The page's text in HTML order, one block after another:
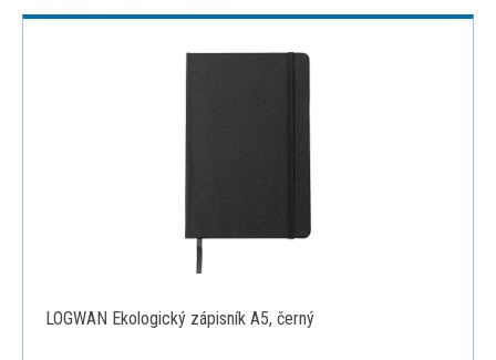
LOGWAN Ekologický zápisník A5, černý